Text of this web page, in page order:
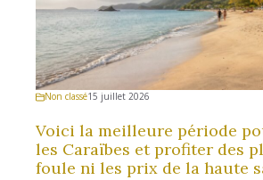
Non classé15 juillet 2026
Voici la meilleure période
les Caraïbes et profiter des
foule ni les prix de la haute